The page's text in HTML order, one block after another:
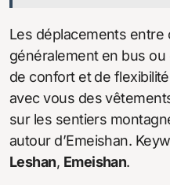
Les déplacements entre
généralement en bus
de confort et de
avec vous des
sur les sentiers
autour d’Emeishan.
Leshan, Emeishan.